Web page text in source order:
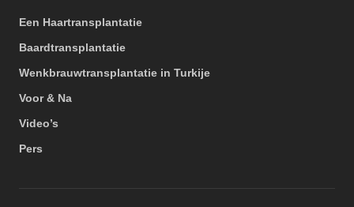
Een Haartransplantatie
Baardtransplantatie
Wenkbrauwtransplantatie in Turkije
Voor & Na
Video’s
Pers